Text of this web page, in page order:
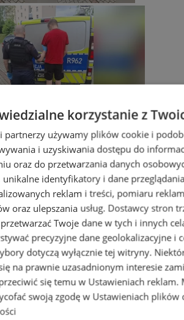
i uciekł z miejsca
trafił do aresztu
kryminalne w Wodzisławiu
lokalne
stron www - Wodzisław
korzystanie z
partnerzy używamy plików cookie i
i uzyskiwania dostępu do
oraz do przetwarzania danych
unikalne identyfikatory i dane
reklam i treści, pomiaru
oraz ulepszania usług. Dostawcy stron
Twoje dane w tych i innych
precyzyjne dane geolokalizacyjne i
dotyczą wyłącznie tej witryny.
na prawnie uzasadnionym interesie
się temu w Ustawieniach reklam.
swoją zgodę w Ustawieniach plików